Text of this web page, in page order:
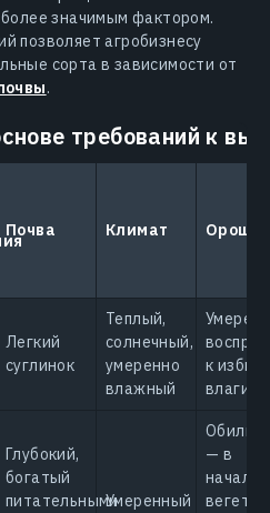
значимым фактором.
позволяет агробизнесу
сорта в зависимости от
.
требований к
Почва Климат
Легкий
суглинок
Теплый,
солнечный,
умеренно
влажный
к
влаги
Глубокий,
богатый
питательнымиУмеренный
— в
начале